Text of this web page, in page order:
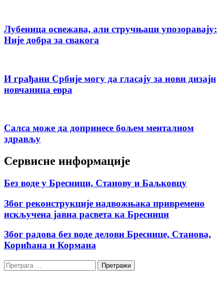
Лубеница освежава, али стручњаци упозоравају:
Није добра за свакога
И грађани Србије могу да гласају за нови дизајн
новчаница евра
Салса може да допринесе бољем менталном
здрављу
Сервисне информације
Без воде у Бресници, Станову и Баљковцу
Због реконструкције надвожњака привремено
искључена јавна расвета ка Бресници
Због радова без воде делови Бреснице, Станова,
Корићана и Кормана
Претрага
за: